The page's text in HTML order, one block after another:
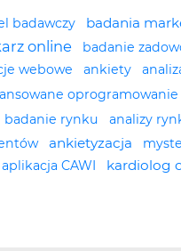
badawczy badania
online badanie
webowe ankiety
oprogramowanie
badanie rynku analizy
ankietyzacja
aplikacja CAWI kardiolog